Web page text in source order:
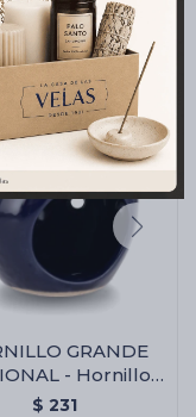
interesar
GRANDE
- Hornillo
Nacional
$ 231